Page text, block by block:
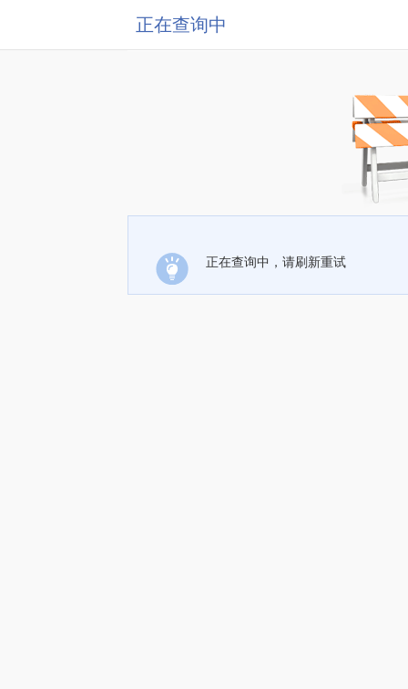
正在查询中
正在查询中，请刷新重试